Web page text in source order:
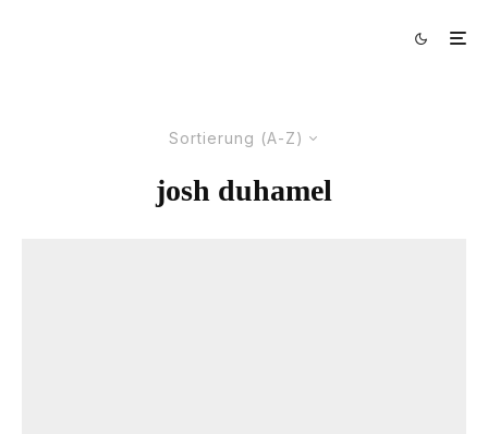
Sortierung (A-Z)
josh duhamel